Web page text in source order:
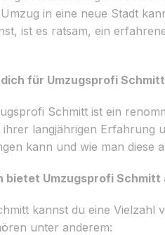
in eine neue Stadt
ist es ratsam, ein
für Umzugsprofi
Schmitt ist ein
ihrer langjährigen
kann und wie man diese
bietet Umzugsprofi Schmitt
kannst du eine Vielzahl
unter anderem: